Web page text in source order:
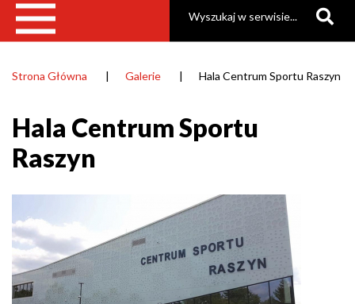
Strona Główna Galerie Hala Centrum Sportu Raszyn
Hala Centrum Sportu
Raszyn